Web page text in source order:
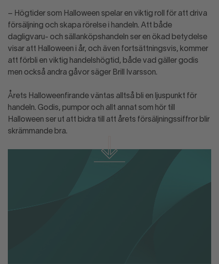
– Högtider som Halloween spelar en viktig roll för att driva
försäljning och skapa rörelse i handeln. Att både
dagligvaru- och sällanköpshandeln ser en ökad betydelse
visar att Halloween i år, och även fortsättningsvis, kommer
att förbli en viktig handelshögtid, både vad gäller godis
men också andra gåvor säger Brill Ivarsson.
Årets Halloweenfirande väntas alltså bli en ljuspunkt för
handeln. Godis, pumpor och allt annat som hör till
Halloween ser ut att bidra till att årets försäljningssiffror blir
skrämmande bra.